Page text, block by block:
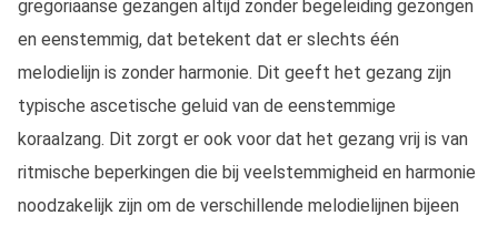
gregoriaanse gezangen altijd zonder begeleiding gezongen
en eenstemmig, dat betekent dat er slechts één
melodielijn is zonder harmonie. Dit geeft het gezang zijn
typische ascetische geluid van de eenstemmige
koraalzang. Dit zorgt er ook voor dat het gezang vrij is van
ritmische beperkingen die bij veelstemmigheid en harmonie
noodzakelijk zijn om de verschillende melodielijnen bijeen